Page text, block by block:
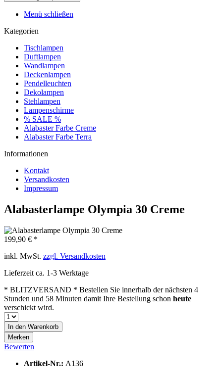
Menü schließen
Kategorien
Tischlampen
Duftlampen
Wandlampen
Deckenlampen
Pendelleuchten
Dekolampen
Stehlampen
Lampenschirme
% SALE %
Alabaster Farbe Creme
Alabaster Farbe Terra
Informationen
Kontakt
Versandkosten
Impressum
Alabasterlampe Olympia 30 Creme
199,90 € *
inkl. MwSt. zzgl. Versandkosten
Lieferzeit ca. 1-3 Werktage
* BLITZVERSAND * Bestellen Sie innerhalb der nächsten 4
Stunden und 58 Minuten damit Ihre Bestellung schon heute
verschickt wird.
In den Warenkorb
Merken
Bewerten
Artikel-Nr.: A136